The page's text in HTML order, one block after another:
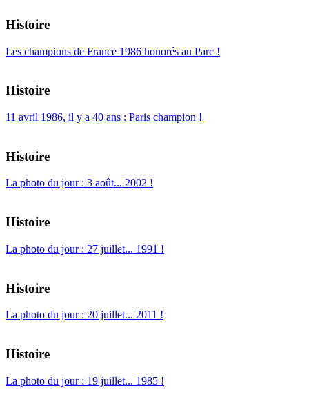
Histoire
Les champions de France 1986 honorés au Parc !
Histoire
11 avril 1986, il y a 40 ans : Paris champion !
Histoire
La photo du jour : 3 août... 2002 !
Histoire
La photo du jour : 27 juillet... 1991 !
Histoire
La photo du jour : 20 juillet... 2011 !
Histoire
La photo du jour : 19 juillet... 1985 !